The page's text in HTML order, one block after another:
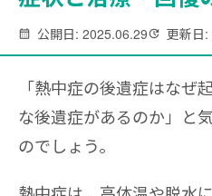
公開日: 2025.06.29 更新日
「熱中症の後遺症はなぜ
な後遺症があるのか」と
のでしょう。